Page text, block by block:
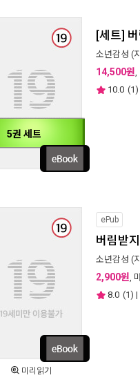
5권 세트
[세트]
소년감성 (
14,500원,
10.0 (1)
미리읽기
ePub
버림받
소년감성 (
2,900원,
8.0 (1) |